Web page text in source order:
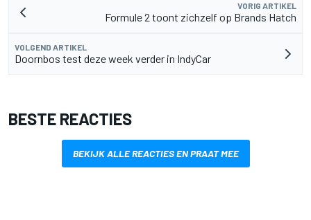
VORIG ARTIKEL
Formule 2 toont zichzelf op Brands Hatch
VOLGEND ARTIKEL
Doornbos test deze week verder in IndyCar
BESTE REACTIES
BEKIJK ALLE REACTIES EN PRAAT MEE